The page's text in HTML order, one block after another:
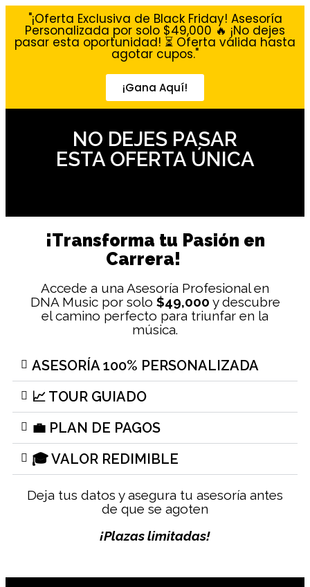
"¡Oferta Exclusiva de Black Friday! Asesoría
Personalizada por solo $49,000 🔥 ¡No dejes
pasar esta oportunidad! ⏳ Oferta válida hasta
agotar cupos."
¡Gana Aquí!
NO DEJES PASAR
ESTA OFERTA ÚNICA
¡Transforma tu Pasión en
Carrera!
Accede a una Asesoría Profesional en
DNA Music por solo $49,000 y descubre
el camino perfecto para triunfar en la
música.
ASESORÍA 100% PERSONALIZADA
📈 TOUR GUIADO
💼 PLAN DE PAGOS
🎓 VALOR REDIMIBLE
Deja tus datos y asegura tu asesoría antes
de que se agoten
¡Plazas limitadas!